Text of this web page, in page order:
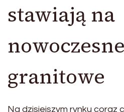
stawiają na
granitowe
Na dzisiejszym rynku coraz